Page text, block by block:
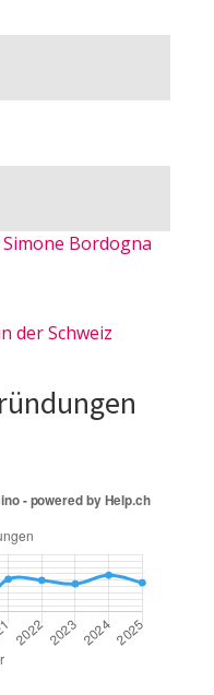
Simone Bordogna
der Schweiz